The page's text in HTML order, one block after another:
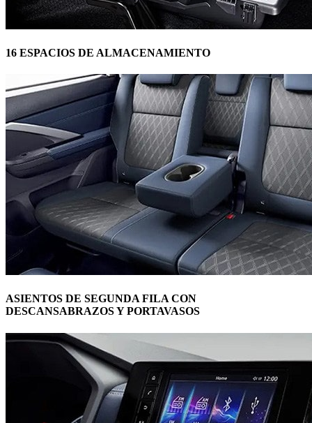
16 ESPACIOS DE ALMACENAMIENTO
ASIENTOS DE SEGUNDA FILA CON
DESCANSABRAZOS Y PORTAVASOS